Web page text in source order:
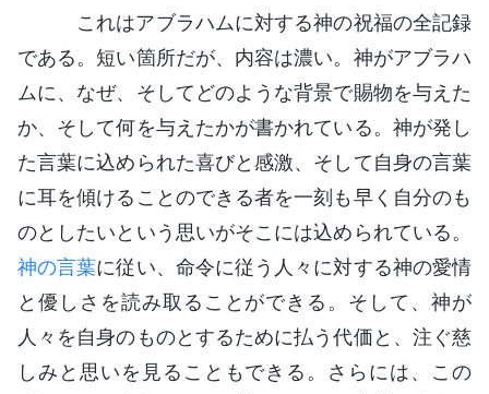
これはアブラハムに対する神の祝福の全記録
である。短い箇所だが、内容は濃い。神がアブラハ
ムに、なぜ、そしてどのような背景で賜物を与えた
か、そして何を与えたかが書かれている。神が発し
た言葉に込められた喜びと感激、そして自身の言葉
に耳を傾けることのできる者を一刻も早く自分のも
のとしたいという思いがそこには込められている。
神の言葉に従い、命令に従う人々に対する神の愛情
と優しさを読み取ることができる。そして、神が
人々を自身のものとするために払う代価と、注ぐ慈
しみと思いを見ることもできる。さらには、この